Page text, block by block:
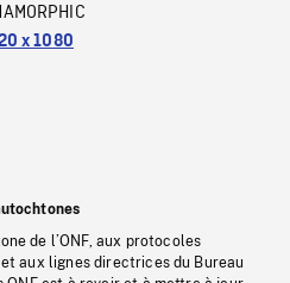
x 1080
de l’ONF, aux protocoles
aux lignes directrices du Bureau